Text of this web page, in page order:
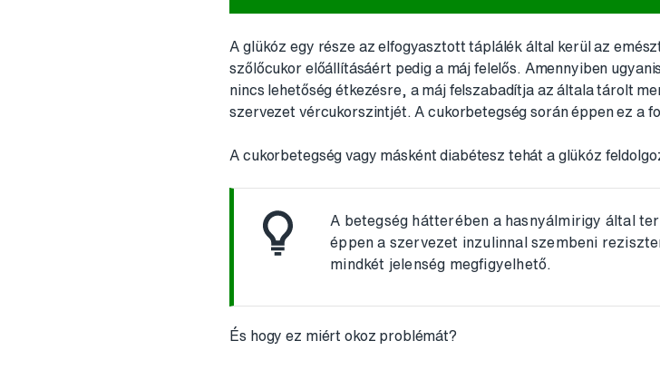
A glükóz egy része az elfogyasztott táplálék által kerül az
szőlőcukor előállításáért pedig a máj felelős. Amennyiben
nincs lehetőség étkezésre, a máj felszabadítja az általa tárolt
szervezet vércukorszintjét. A cukorbetegség során éppen ez a
A cukorbetegség vagy másként diabétesz tehát a glükóz
A betegség hátterében a hasnyálmirigy által
éppen a szervezet inzulinnal szembeni
mindkét jelenség megfigyelhető.
És hogy ez miért okoz problémát?